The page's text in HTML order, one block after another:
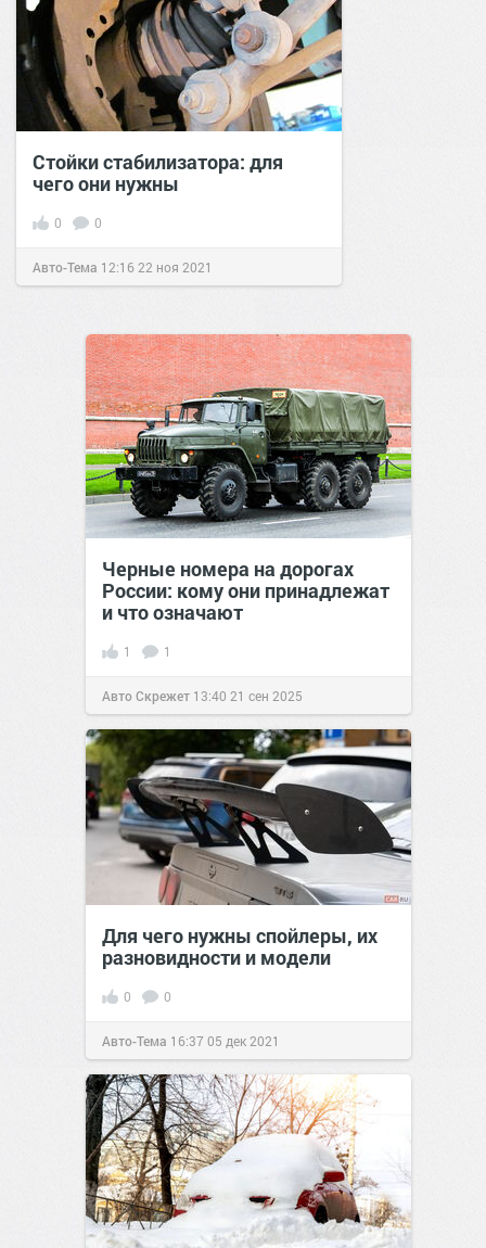
Стойки стабилизатора: для
чего они нужны
0 0
Авто-Тема 12:1622 ноя 2021
Черные номера на дорогах
России: кому они принадлежат
и что означают
1 1
Авто Скрежет 13:40 21 сен 2025
Для чего нужны спойлеры, их
разновидности и модели
0 0
Авто-Тема 16:37 05 дек 2021